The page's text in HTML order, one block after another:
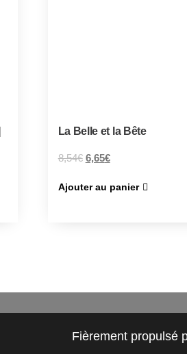
La Belle et la Bête
8,54€ 6,65€
Ajouter au panier
Fièrement propulsé